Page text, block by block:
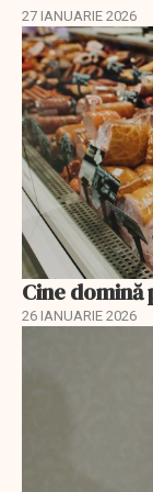
27 IANUARIE 2026
Cine
26 IANUARIE 2026